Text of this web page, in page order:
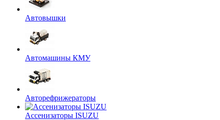
Автовышки
Автомашины КМУ
Авторефрижераторы
Ассенизаторы ISUZU